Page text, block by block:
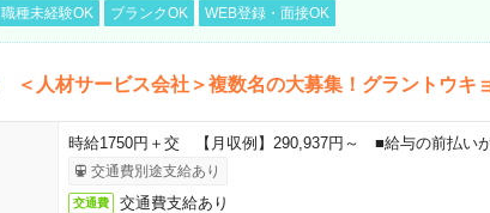
職種未経験OK ブランクOK WEB登録・面接OK
＜人材サービス会社＞複数名の大募集！グラントウキ
時給1750円＋交 【月収例】290,937円～ ■給与の前払い
交通費別途支給あり
交通費 交通費支給あり